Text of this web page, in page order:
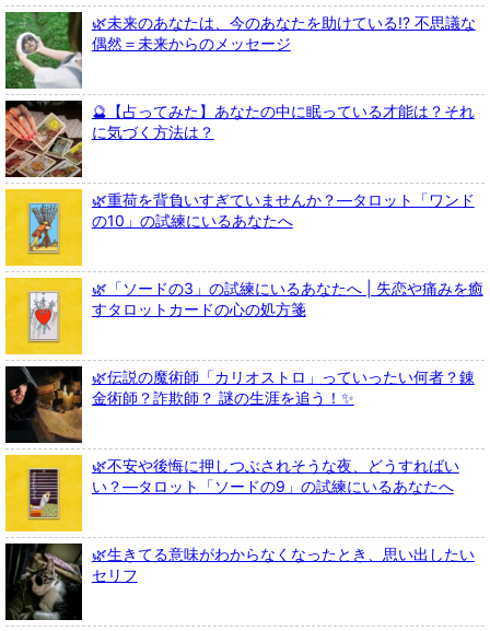
🌿未来のあなたは、今のあなたを助けている!? 不思議な
偶然＝未来からのメッセージ
🔮【占ってみた】あなたの中に眠っている才能は？それ
に気づく方法は？
🌿重荷を背負いすぎていませんか？—タロット「ワンド
の10」の試練にいるあなたへ
🌿「ソードの3」の試練にいるあなたへ | 失恋や痛みを癒
すタロットカードの心の処方箋
🌿伝説の魔術師「カリオストロ」っていったい何者？錬
金術師？詐欺師？ 謎の生涯を追う！✨
🌿不安や後悔に押しつぶされそうな夜、どうすればい
い？—タロット「ソードの9」の試練にいるあなたへ
🌿生きてる意味がわからなくなったとき、思い出したい
セリフ